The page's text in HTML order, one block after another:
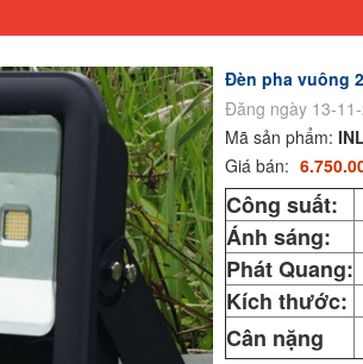
Đèn pha vuông
Đăng ngày 13-
Mã sản phẩm:
Giá bán:
Công suất:
Ánh sáng:
Phát Quang:
Kích thước:
Cân nặng